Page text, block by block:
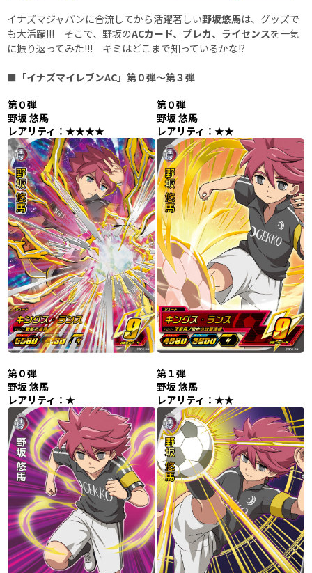
イナズマジャパンに合流してから活躍著しい野坂悠馬は、グッズで
も大活躍!!! そこで、野坂のACカード、プレカ、ライセンスを一気
に振り返ってみた!!! キミはどこまで知っているかな!?
■「イナズマイレブンAC」第０弾～第３弾
第０弾
野坂 悠馬
レアリティ：★★★★
第０弾
野坂 悠馬
レアリティ：★★
第０弾
野坂 悠馬
レアリティ：★
第１弾
野坂 悠馬
レアリティ：★★